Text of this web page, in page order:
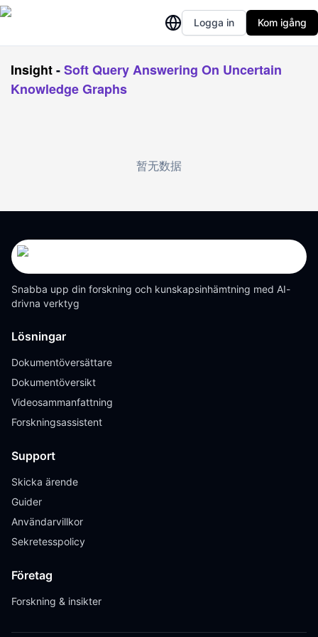
Logga in Kom igång
Insight-Soft Query Answering On Uncertain
Knowledge Graphs
暂无数据
Snabba upp din forskning och kunskapsinhämtning med AI-
drivna verktyg
Lösningar
Dokumentöversättare
Dokumentöversikt
Videosammanfattning
Forskningsassistent
Support
Skicka ärende
Guider
Användarvillkor
Sekretesspolicy
Företag
Forskning & insikter